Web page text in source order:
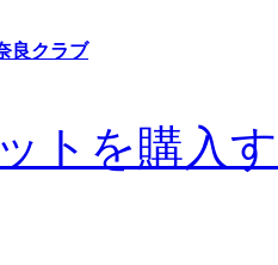
良クラブ
トを購入